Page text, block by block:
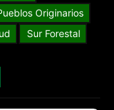
Originarios
Sur Forestal